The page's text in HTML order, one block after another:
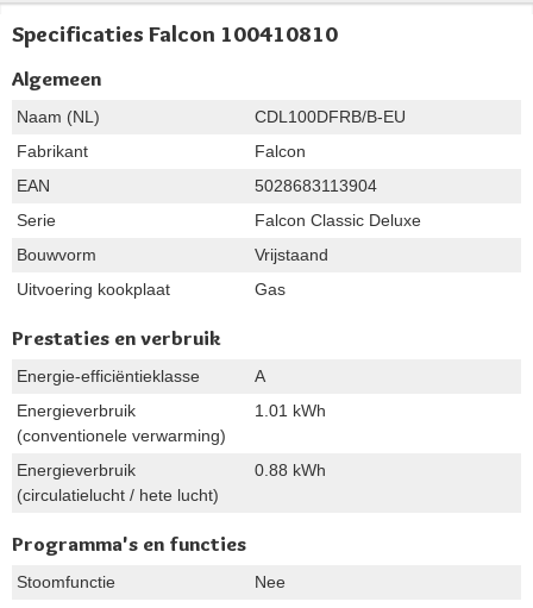
Specificaties Falcon 100410810
Algemeen
Naam (NL)
CDL100DFRB/B-EU
Fabrikant
Falcon
EAN
5028683113904
Serie
Falcon Classic Deluxe
Bouwvorm
Vrijstaand
Uitvoering kookplaat
Gas
Prestaties en verbruik
Energie-efficiëntieklasse
A
Energieverbruik
(conventionele verwarming)
1.01 kWh
Energieverbruik
(circulatielucht / hete lucht)
0.88 kWh
Programma's en functies
Stoomfunctie
Nee